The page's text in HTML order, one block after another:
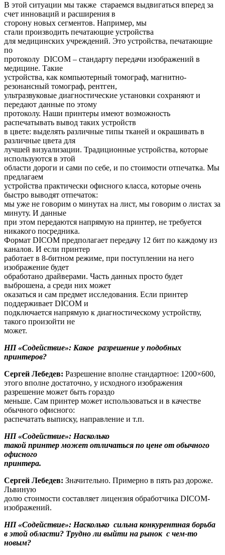
В этой ситуации мы также стараемся выдвигаться вперед за
счет инноваций и расширения в
сторону новых сегментов. Например, мы
стали производить печатающие устройства
для медицинских учреждений. Это устройства, печатающие
по
протоколу DICOM – стандарту передачи изображений в
медицине. Такие
устройства, как компьютерный томограф, магнитно-
резонансный томограф, рентген,
ультразвуковые диагностические установки сохраняют и
передают данные по этому
протоколу. Наши принтеры имеют возможность
распечатывать вывод таких устройств
в цвете: выделять различные типы тканей и окрашивать в
различные цвета для
лучшей визуализации. Традиционные устройства, которые
используются в этой
области дороги и сами по себе, и по стоимости отпечатка. Мы
предлагаем
устройства практически офисного класса, которые очень
быстро выводят отпечаток:
мы уже не говорим о минутах на лист, мы говорим о листах за
минуту. И данные
при этом передаются напрямую на принтер, не требуется
никакого посредника.
Формат DICOM предполагает передачу 12 бит по каждому из
каналов. И если принтер
работает в 8-битном режиме, при поступлении на него
изображение будет
обработано драйверами. Часть данных просто будет
выброшена, а среди них может
оказаться и сам предмет исследования. Если принтер
поддерживает DICOM и
подключается напрямую к диагностическому устройству,
такого произойти не
может.
НП «Содействие»: Какое разрешение у подобных
принтеров?
Сергей Лебедев: Разрешение вполне стандартное: 1200×600,
этого вполне достаточно, у исходного изображения
разрешение может быть гораздо
меньше. Сам принтер может использоваться и в качестве
обычного офисного:
распечатать выписку, направление и т.п.
НП «Содействие»: Насколько
такой принтер может отличаться по цене от обычного
офисного
принтера.
Сергей Лебедев: Значительно. Примерно в пять раз дороже.
Львиную
долю стоимости составляет лицензия обработчика DICOM-
изображений.
НП «Содействие»: Насколько сильна конкурентная борьба
в этой области? Трудно ли выйти на рынок с чем-то
новым?